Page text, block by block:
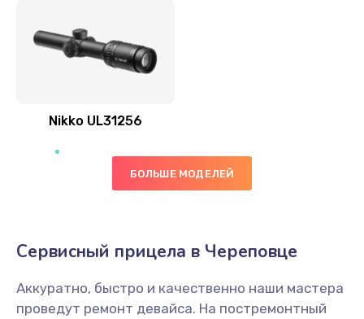
Nikko UL31256
БОЛЬШЕ МОДЕЛЕЙ
Сервисный прицела в Череповце
Аккуратно, быстро и качественно наши мастера
проведут ремонт девайса. На постремонтный